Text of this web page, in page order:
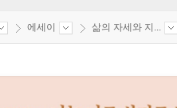
에세이 삶의 자세와 지...